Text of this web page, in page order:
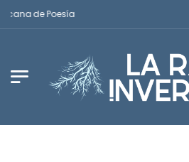
de Poesía